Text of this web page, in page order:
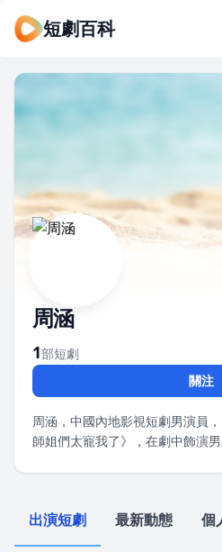
短劇百科
周涵
1部短劇
關注
周涵，中國內地影視短劇男演員
師姐們太寵我了》，在劇中飾演男
出演短劇 最新動態 個